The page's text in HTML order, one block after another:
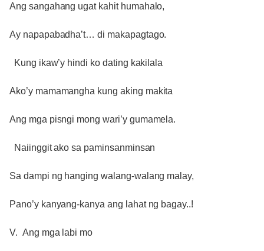
Ang sangahang ugat kahit humahalo,
Ay napapabadha’t… di makapagtago.
Kung ikaw’y hindi ko dating kakilala
Ako’y mamamangha kung aking makita
Ang mga pisngi mong wari’y gumamela.
Naiinggit ako sa paminsanminsan
Sa dampi ng hanging walang-walang malay,
Pano’y kanyang-kanya ang lahat ng bagay..!
V. Ang mga labi mo